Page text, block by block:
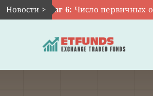
Skip
to
Новости >Авг 6: Число первичных